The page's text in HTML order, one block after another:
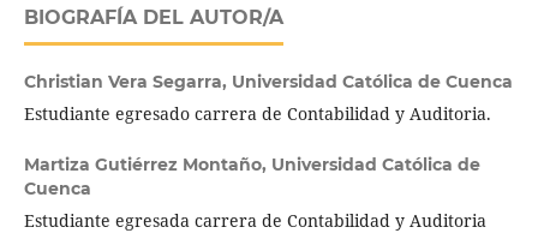
BIOGRAFÍA DEL AUTOR/A
Christian Vera Segarra, Universidad Católica de Cuenca
Estudiante egresado carrera de Contabilidad y Auditoria.
Martiza Gutiérrez Montaño, Universidad Católica de
Cuenca
Estudiante egresada carrera de Contabilidad y Auditoria